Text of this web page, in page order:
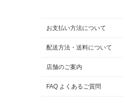
お支払い方法について
配送方法・送料について
店舗のご案内
FAQ よくあるご質問